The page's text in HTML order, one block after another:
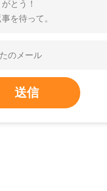
とう！
を待って。
送信